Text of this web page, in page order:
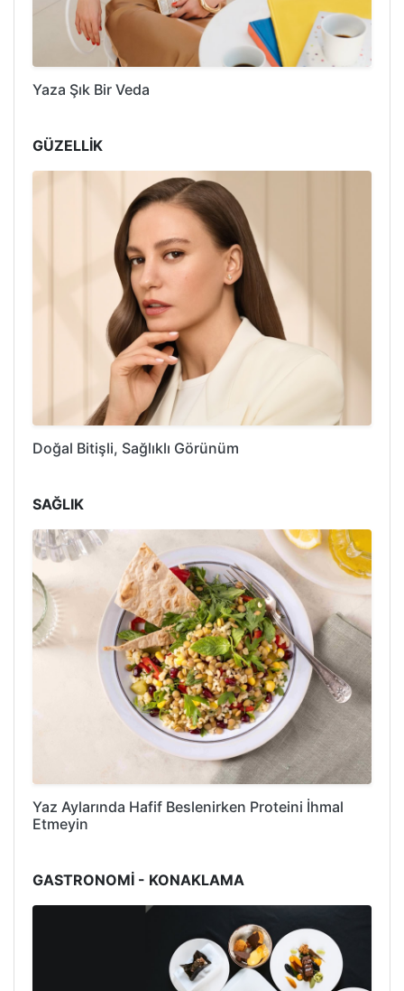
Yaza Şık Bir Veda
GÜZELLİK
Doğal Bitişli, Sağlıklı Görünüm
SAĞLIK
Yaz Aylarında Hafif Beslenirken Proteini İhmal
Etmeyin
GASTRONOMİ - KONAKLAMA